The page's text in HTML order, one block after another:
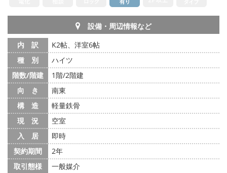
設備・周辺情報など
内 訳
K2帖、洋室6帖
種 別
ハイツ
階数/階建
1階/2階建
向 き
南東
構 造
軽量鉄骨
現 況
空室
入 居
即時
契約期間
2年
取引態様
一般媒介